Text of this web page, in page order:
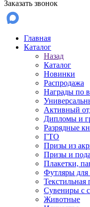
Заказать звонок
Главная
Каталог
Назад
Каталог
Новинки
Распродажа
Награды по
Активный
Дипломы и
Разрядные
ГТО
Призы из
Призы и
Плакетки,
Футляры для
Текстильная
Сувениры с
Животные